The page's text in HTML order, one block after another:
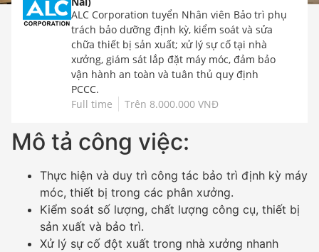
ALC Corporation tuyển Nhân viên Bảo trì phụ
trách bảo dưỡng định kỳ, kiểm soát và sửa
chữa thiết bị sản xuất; xử lý sự cố tại nhà
xưởng, giám sát lắp đặt máy móc, đảm bảo
vận hành an toàn và tuân thủ quy định
PCCC.
Full time
Trên 8.000.000 VNĐ
Mô tả công việc:
Thực hiện và duy trì công tác bảo trì định kỳ máy
móc, thiết bị trong các phân xưởng.
Kiểm soát số lượng, chất lượng công cụ, thiết bị
sản xuất và bảo trì.
Xử lý sự cố đột xuất trong nhà xưởng nhanh